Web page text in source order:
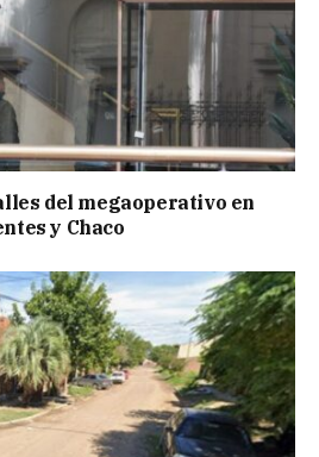
del megaoperativo en
y Chaco